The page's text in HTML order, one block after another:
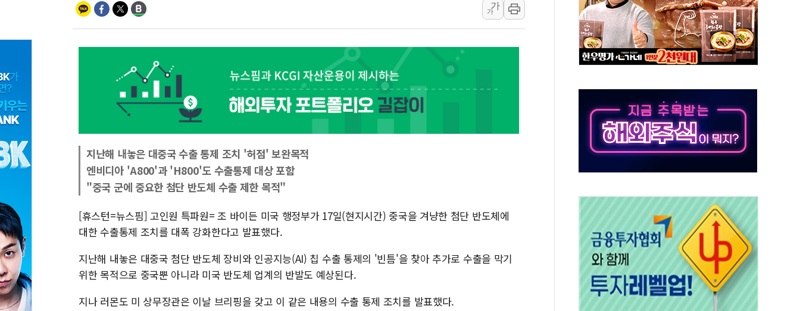
부동산정책 정상화 특별위원회 전체회의서 발언하는 장동혁 대표
경찰, '강북구 오피스텔 살인' 50대 남성 구속 송치
전국 그늘막 4만개 육박 7년 새 7배 늘었다...폭염 대책비는 8.6배 증가
"취약계층에 더 가혹한 여름"…구윤철, 쪽방촌 폭염 대응상황 점검
구리값 사상 최고치…'닥터 코퍼'가 말하는 경기 신호가 달라졌다
에어프레미아, 호치민 노선 재개...3년 2개월 만
국민통합위, 정치 다양성 제고 특별 위원회 위촉장 수여식 및 1차 회의
티엠씨, 220억원 규모 美 전력 케이블 수주
가
가
지난해 내놓은 대중국 수출 통제 조치 '허점' 보완목적
엔비디아 'A800'과 'H800'도 수출통제 대상 포함
"중국 군에 중요한 첨단 반도체 수출 제한 목적"
[휴스턴=뉴스핌] 고인원 특파원= 조 바이든 미국 행정부가 17일(현지시간) 중국을 겨냥한 첨단 반도체에
대한 수출통제 조치를 대폭 강화한다고 발표했다.
지난해 내놓은 대중국 첨단 반도체 장비와 인공지능(AI) 칩 수출 통제의 '빈틈'을 찾아 추가로 수출을 막기
위한 목적으로 중국뿐 아니라 미국 반도체 업계의 반발도 예상된다.
지나 러몬도 미 상무장관은 이날 브리핑을 갖고 이 같은 내용의 수출 통제 조치를 발표했다.